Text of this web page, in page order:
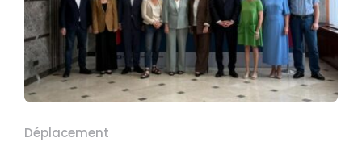
Déplacement